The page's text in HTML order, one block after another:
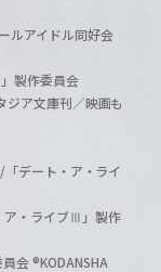
ルアイドル同好会
製作委員会
ア文庫刊／映画も
デート・ア・ライ
ア・ライブⅢ」製作
会 ®KODANSHA